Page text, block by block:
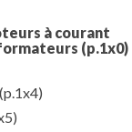
à courant
(p.1x0)
(p.1x4)